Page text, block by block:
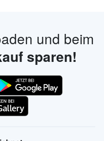
und beim
sparen!